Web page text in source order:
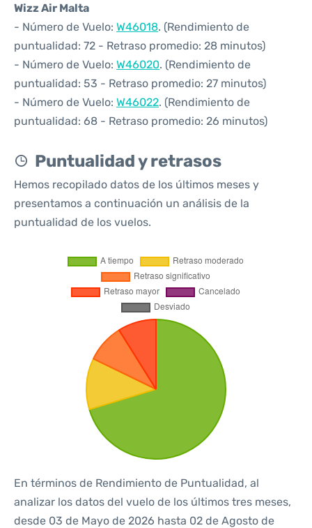
Wizz Air Malta
- Número de Vuelo: W46018. (Rendimiento de
puntualidad: 72 - Retraso promedio: 28 minutos)
- Número de Vuelo: W46020. (Rendimiento de
puntualidad: 53 - Retraso promedio: 27 minutos)
- Número de Vuelo: W46022. (Rendimiento de
puntualidad: 68 - Retraso promedio: 26 minutos)
Puntualidad y retrasos
Hemos recopilado datos de los últimos meses y
presentamos a continuación un análisis de la
puntualidad de los vuelos.
En términos de Rendimiento de Puntualidad, al
analizar los datos del vuelo de los últimos tres meses,
desde 03 de Mayo de 2026 hasta 02 de Agosto de